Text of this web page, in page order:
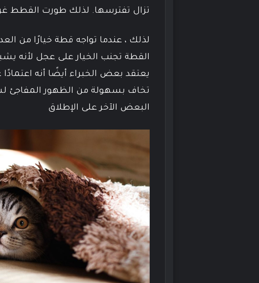
تزال تفترسها. لذلك طورت القطط
لذلك ، عندما تواجه قطة خيارًا من
القطة تجنب الخيار على عجل لأنه
يعتقد بعض الخبراء أيضًا أنه
تخاف بسهولة من الظهور المفاجئ
البعض الآخر على الإطلاق